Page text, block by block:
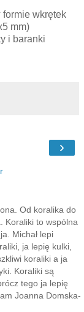
formie wkrętek
mm)
i baranki
›
Od koralika do
Koraliki to wspólna
Michał lepi
ja lepię kulki,
koraliki a ja
Koraliki są
tego ja lepię
Joanna Domska-